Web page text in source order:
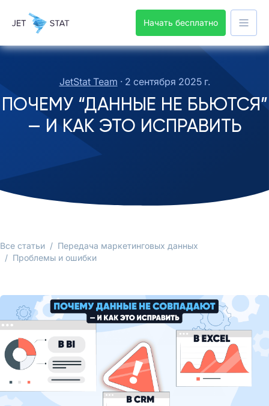
Начать бесплатно
JetStat Team · 2 сентября 2025 г.
ПОЧЕМУ “ДАННЫЕ НЕ БЬЮТСЯ”
— И КАК ЭТО ИСПРАВИТЬ
Все статьи / Передача маркетинговых данных
/ Проблемы и ошибки